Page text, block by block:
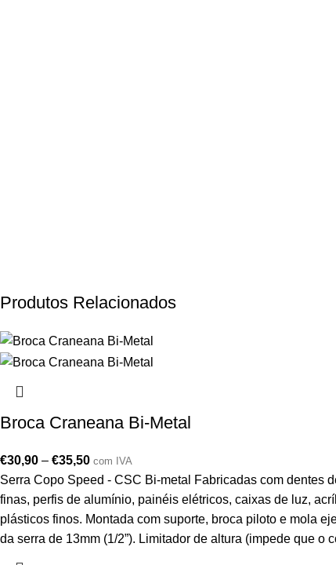
Produtos Relacionados
Broca Craneana Bi-Metal
€30,90 – €35,50 com IVA
Serra Copo Speed - CSC Bi-metal Fabricadas com dentes
finas, perfis de alumínio, painéis elétricos, caixas de luz,
plásticos finos. Montada com suporte, broca piloto e mola
da serra de 13mm (1/2”). Limitador de altura (impede que o